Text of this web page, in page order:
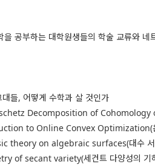
공부하는 대학원생들의 학술 교류와
들, 어떻게 수학과 살 것인가
Decomposition of Cohomology
to Online Convex Optimization(
theory on algebraic surfaces(대수 서
of secant variety(세컨트 다양성의 기